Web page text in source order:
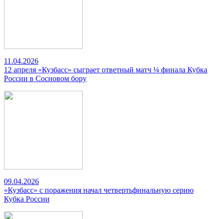
11.04.2026
12 апреля «Кузбасс» сыграет ответный матч ¼ финала Кубка
России в Сосновом бору
09.04.2026
«Кузбасс» с поражения начал четвертьфинальную серию
Кубка России